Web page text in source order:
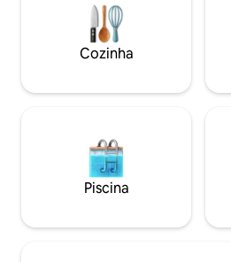
tem uma pequena doca e você
desfrutar de uma vista maravilhosa
Conexão de internet de alta
com fibra óptica.
Cozinha
Piscina